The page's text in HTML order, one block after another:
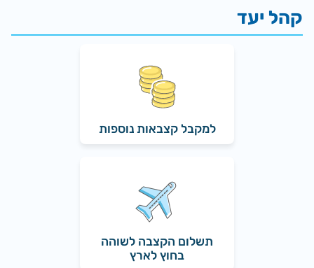
למקבל קצבאות נוספות
תשלום הקצבה לשוהה
בחוץ לארץ